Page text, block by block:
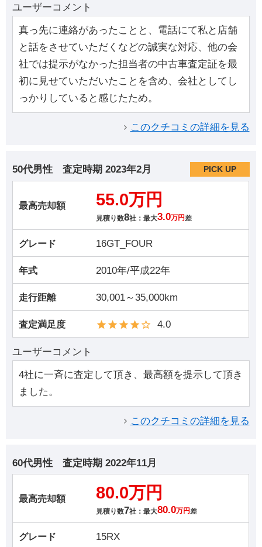
ユーザーコメント
真っ先に連絡があったことと、電話にて私と店舗
と話をさせていただくなどの誠実な対応、他の会
社では提示がなかった担当者の中古車査定証を最
初に見せていただいたことを含め、会社としてし
っかりしていると感じたため。
このクチコミの詳細を見る
50代男性 査定時期 2023年2月 PICK UP
最高売却額 55.0万円
見積り数8社：最大3.0万円 差
グレード 16GT_FOUR
年式 2010年/平成22年
走行距離 30,001～35,000km
査定満足度 4.0
ユーザーコメント
4社に一斉に査定して頂き、最高額を提示して頂き
ました。
このクチコミの詳細を見る
60代男性 査定時期 2022年11月
最高売却額 80.0万円
見積り数7社：最大80.0万円差
グレード 15RX